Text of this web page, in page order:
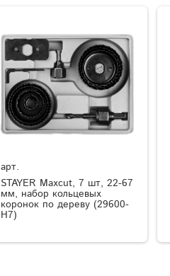
арт.
STAYER Maxcut, 7 шт, 22-67
мм, набор кольцевых
коронок по дереву (29600-
H7)